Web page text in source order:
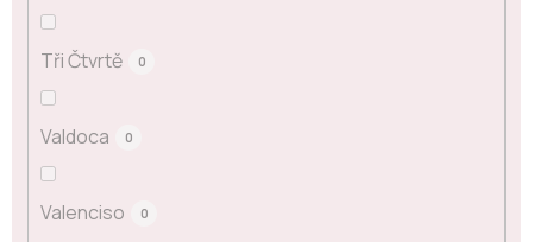
Tři Čtvrtě 0
Valdoca 0
Valenciso 0